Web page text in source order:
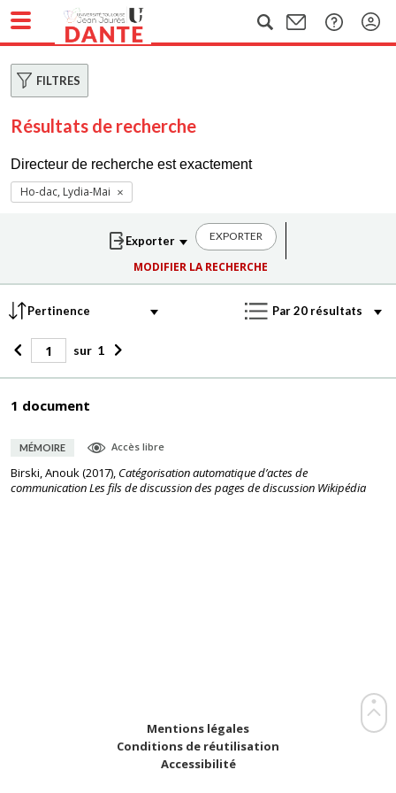
FILTRES
Résultats de recherche
Directeur de recherche est exactement
Ho-dac, Lydia-Mai
EXPORTER
MODIFIER LA RECHERCHE
sur 1
1 document
MÉMOIRE Accès libre
Birski, Anouk(2017), Catégorisation automatique d’actes de
communication Les fils de discussion des pages de discussion Wikipédia
Mentions légales
Conditions de réutilisation
Accessibilité